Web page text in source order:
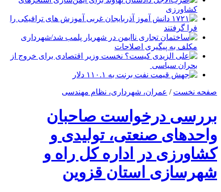
کشاورزی
۱۷۲۱ دانش آموز آذربایجان غربی آموزش های ترافیکی را
فرا گرفتند
ساختمان تجاری ناایمن در شهریار پلمب شد/شهرداری
مکلف به پیگیری اصلاحات
علی الزیدی کیست؟ نخست وزیر اقتصادی برای خروج از
بحران سیاسی
جهش قیمت نفت برنت به ۱۱۰.۱ دلار
صفحه نخست / عمران، شهرداری، نظام مهندسی
بررسی درخواست صاحبان
واحدهای صنعتی، تولیدی و
کشاورزی در اداره کل راه و
شهرسازی استان قزوین